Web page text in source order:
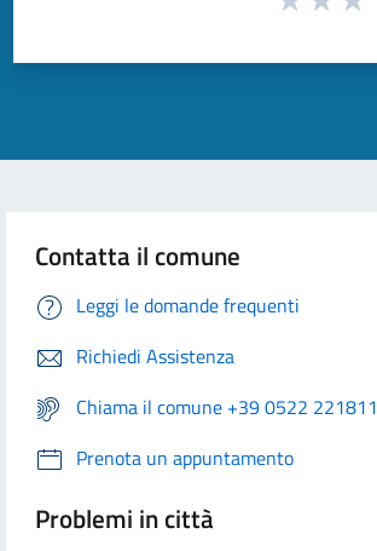
Contatta il comune
Leggi le domande frequenti
Richiedi Assistenza
Chiama il comune +39 0522 221811
Prenota un appuntamento
Problemi in città